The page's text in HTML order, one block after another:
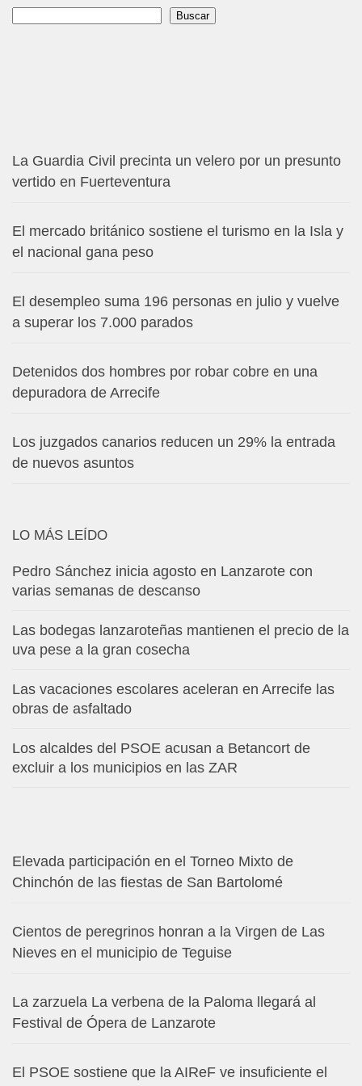
Buscar
La Guardia Civil precinta un velero por un presunto
vertido en Fuerteventura
El mercado británico sostiene el turismo en la Isla y
el nacional gana peso
El desempleo suma 196 personas en julio y vuelve
a superar los 7.000 parados
Detenidos dos hombres por robar cobre en una
depuradora de Arrecife
Los juzgados canarios reducen un 29% la entrada
de nuevos asuntos
LO MÁS LEÍDO
Pedro Sánchez inicia agosto en Lanzarote con
varias semanas de descanso
Las bodegas lanzaroteñas mantienen el precio de la
uva pese a la gran cosecha
Las vacaciones escolares aceleran en Arrecife las
obras de asfaltado
Los alcaldes del PSOE acusan a Betancort de
excluir a los municipios en las ZAR
Elevada participación en el Torneo Mixto de
Chinchón de las fiestas de San Bartolomé
Cientos de peregrinos honran a la Virgen de Las
Nieves en el municipio de Teguise
La zarzuela La verbena de la Paloma llegará al
Festival de Ópera de Lanzarote
El PSOE sostiene que la AIReF ve insuficiente el